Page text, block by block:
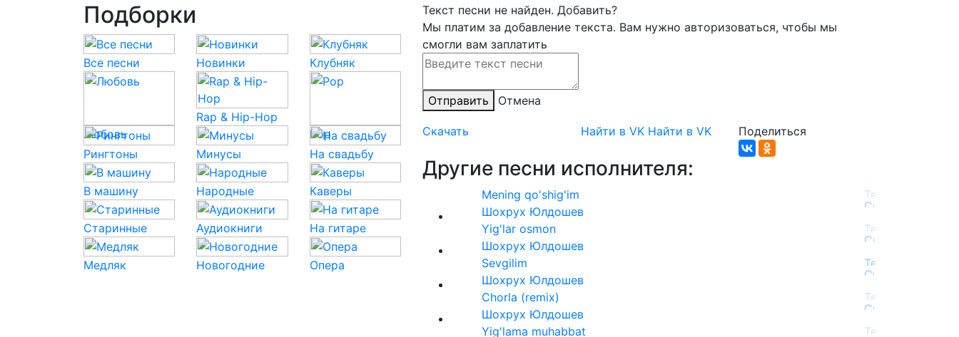
Текст песни не найден. Добавить?
Мы платим за добавление текста. Вам нужно авторизоваться, чтобы мы
смогли вам заплатить
Отправить Отмена
Скачать Найти в VK Найти в VK Поделиться
Другие песни исполнителя:
Mening qo'shig'im
Шохрух Юлдошев
Yig'lar osmon
Шохрух Юлдошев
Sevgilim
Шохрух Юлдошев
Chorla (remix)
Шохрух Юлдошев
Yig'lama muhabbat
Подборки
Все песни Новинки Клубняк
Любовь
Rap & Hip-Hop
Pop
Рингтоны
Минусы На свадьбу
В машину Народные Каверы
Старинные Аудиокниги На гитаре
Медляк Новогодние Опера